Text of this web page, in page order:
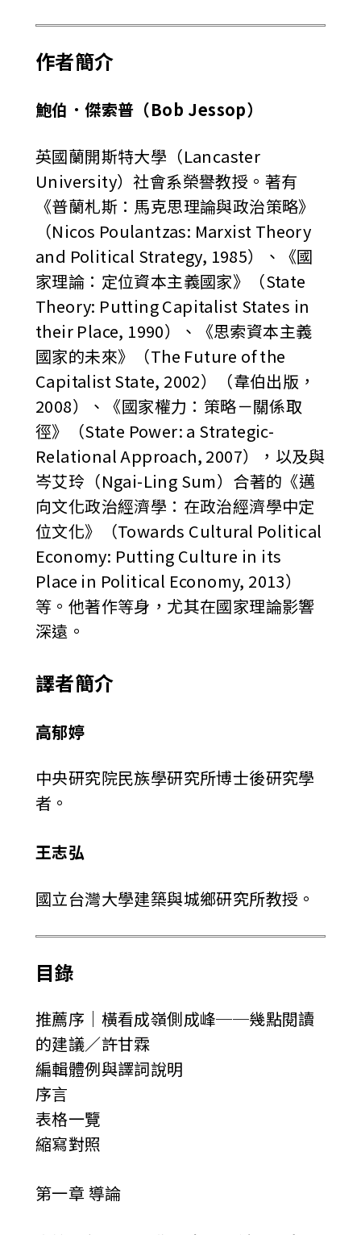
作者簡介
鮑伯．傑索普（Bob Jessop）
英國蘭開斯特大學（Lancaster
University）社會系榮譽教授。著有
《普蘭札斯：馬克思理論與政治策略》
（Nicos Poulantzas: Marxist Theory
and Political Strategy, 1985）、《國
家理論：定位資本主義國家》（State
Theory: Putting Capitalist States in
their Place, 1990）、《思索資本主義
國家的未來》（The Future of the
Capitalist State, 2002）（韋伯出版，
2008）、《國家權力：策略－關係取
徑》（State Power: a Strategic-
Relational Approach, 2007），以及與
岑艾玲（Ngai-Ling Sum）合著的《邁
向文化政治經濟學：在政治經濟學中定
位文化》（Towards Cultural Political
Economy: Putting Culture in its
Place in Political Economy, 2013）
等。他著作等身，尤其在國家理論影響
深遠。
譯者簡介
高郁婷
中央研究院民族學研究所博士後研究學
者。
王志弘
國立台灣大學建築與城鄉研究所教授。
目錄
推薦序│橫看成嶺側成峰──幾點閱讀
的建議／許甘霖
編輯體例與譯詞說明
序言
表格一覽
縮寫對照
第一章 導論